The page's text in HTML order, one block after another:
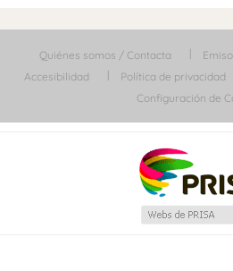
Quiénes somos / Contacta
Accesibilidad
Política de privacidad
Configuración de